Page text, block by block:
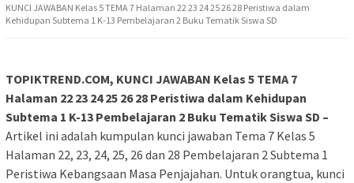
KUNCI JAWABAN Kelas 5 TEMA 7 Halaman 22 23 24 25 26 28 Peristiwa dalam
Kehidupan Subtema 1 K-13 Pembelajaran 2 Buku Tematik Siswa SD
TOPIKTREND.COM, KUNCI JAWABAN Kelas 5 TEMA 7
Halaman 22 23 24 25 26 28 Peristiwa dalam Kehidupan
Subtema 1 K-13 Pembelajaran 2 Buku Tematik Siswa SD –
Artikel ini adalah kumpulan kunci jawaban Tema 7 Kelas 5
Halaman 22, 23, 24, 25, 26 dan 28 Pembelajaran 2 Subtema 1
Peristiwa Kebangsaan Masa Penjajahan. Untuk orangtua, kunci